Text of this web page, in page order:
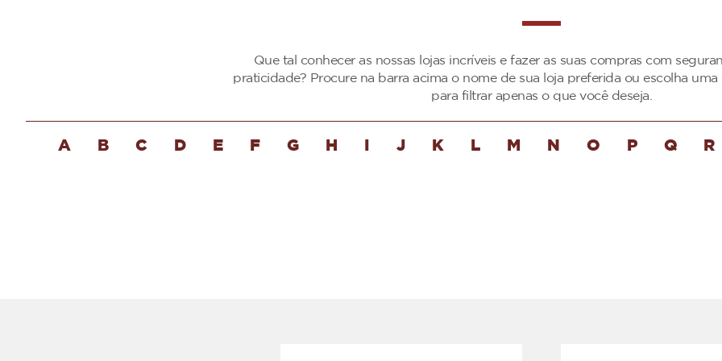
Que tal conhecer as nossas lojas incríveis e fazer as suas compras com
praticidade? Procure na barra acima o nome de sua loja preferida ou escolha
para filtrar apenas o que você deseja.
A B C D E F G H J K L M N O P Q R